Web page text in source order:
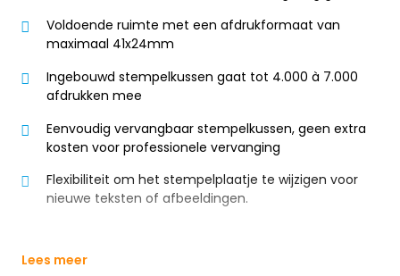
Voldoende ruimte met een afdrukformaat van
maximaal 41x24mm
Ingebouwd stempelkussen gaat tot 4.000 à 7.000
afdrukken mee
Eenvoudig vervangbaar stempelkussen, geen extra
kosten voor professionele vervanging
Flexibiliteit om het stempelplaatje te wijzigen voor
nieuwe teksten of afbeeldingen.
Lees meer